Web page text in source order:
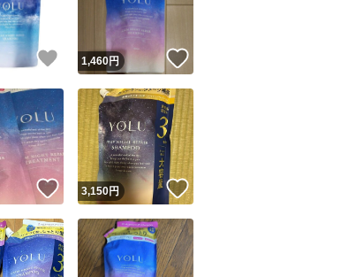
いいね！
1,460円
いいね！
3,150円 いいね！